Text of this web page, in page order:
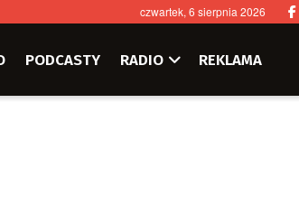
czwartek, 6 sierpnia 2026
PODCASTY RADIO REKLAMA